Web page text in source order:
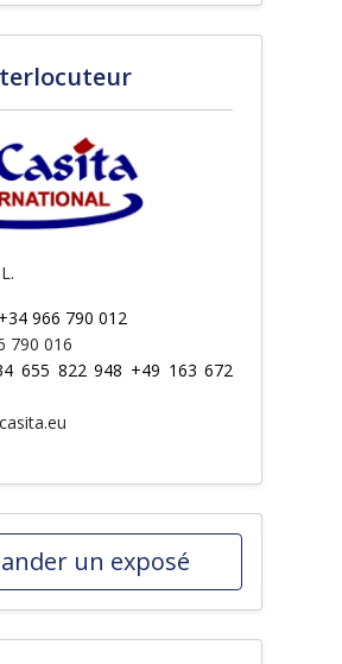
+34 966 790 012
790 016
655 822 948 +49 163 672
un exposé